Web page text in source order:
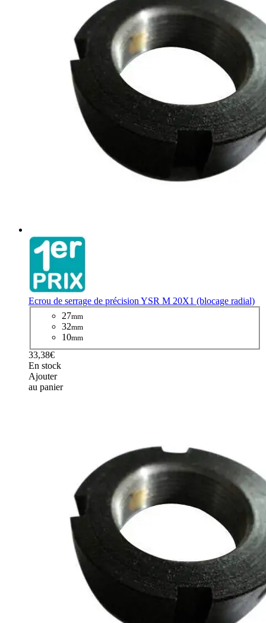
Ecrou de serrage de précision YSR M 20X1 (blocage radial)
27mm
32mm
10mm
33,38€
En stock
Ajouter
au panier